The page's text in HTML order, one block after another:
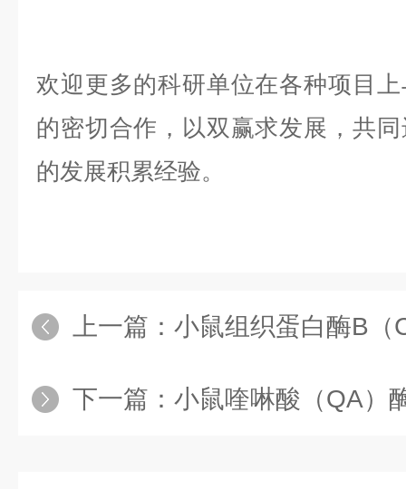
欢迎更多的科研单位在各种项目
的密切合作，以双赢求发展，共
的发展积累经验。
上一篇： 小鼠组织蛋白酶B（
下一篇： 小鼠喹啉酸（QA）